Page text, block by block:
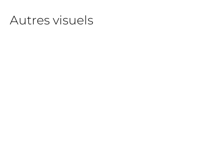
Autres visuels